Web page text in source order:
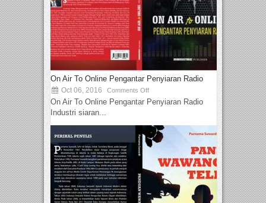
On Air To Online Pengantar Penyiaran Radio
Oct 06, 2016 Comments Off
On Air To Online Pengantar Penyiaran Radio
Industri siaran...